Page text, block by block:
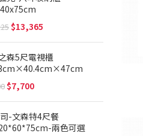
13,365
森5尺電視櫃
7,700
-文森特4尺餐
兩色可選